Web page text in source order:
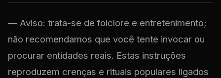
— Aviso: trata-se de folclore e entretenimento;
não recomendamos que você tente invocar ou
procurar entidades reais. Estas instruções
reproduzem crenças e rituais populares ligados